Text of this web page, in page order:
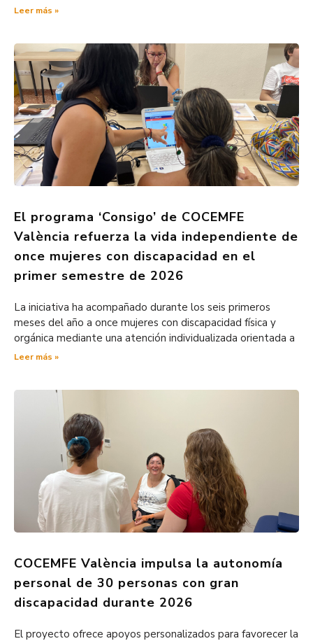
Leer más »
El programa ‘Consigo’ de COCEMFE
València refuerza la vida independiente de
once mujeres con discapacidad en el
primer semestre de 2026
La iniciativa ha acompañado durante los seis primeros
meses del año a once mujeres con discapacidad física y
orgánica mediante una atención individualizada orientada a
Leer más »
COCEMFE València impulsa la autonomía
personal de 30 personas con gran
discapacidad durante 2026
El proyecto ofrece apoyos personalizados para favorecer la